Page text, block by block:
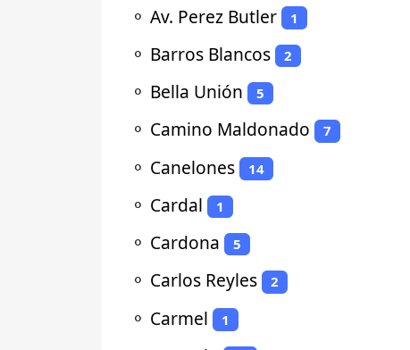
⚬ Av. Perez Butler 1
⚬ Barros Blancos 2
⚬ Bella Unión 5
⚬ Camino Maldonado 7
⚬ Canelones 14
⚬ Cardal 1
⚬ Cardona 5
⚬ Carlos Reyles 2
⚬ Carmel 1